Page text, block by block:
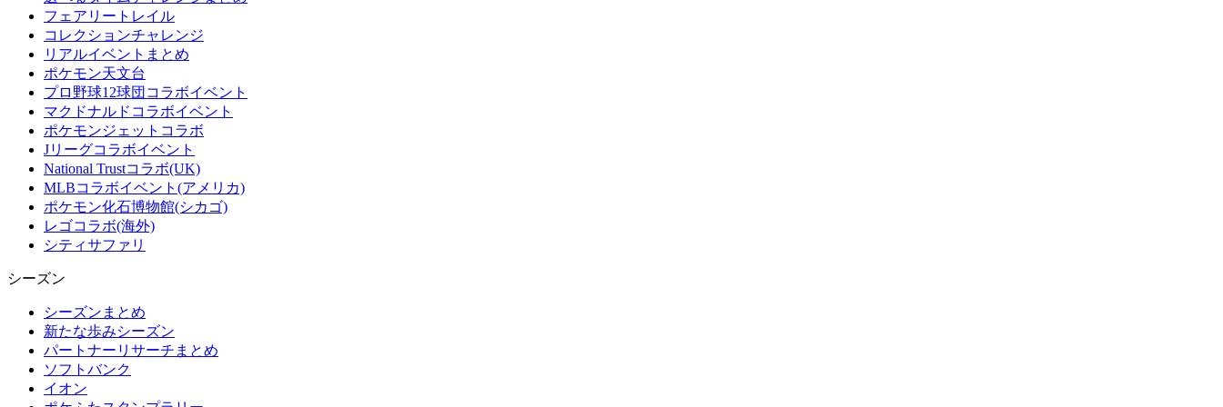
フェアリートレイル
コレクションチャレンジ
リアルイベントまとめ
ポケモン天文台
プロ野球12球団コラボイベント
マクドナルドコラボイベント
ポケモンジェットコラボ
Jリーグコラボイベント
National Trustコラボ(UK)
MLBコラボイベント(アメリカ)
ポケモン化石博物館(シカゴ)
レゴコラボ(海外)
シティサファリ
シーズン
シーズンまとめ
新たな歩みシーズン
パートナーリサーチまとめ
ソフトバンク
イオン